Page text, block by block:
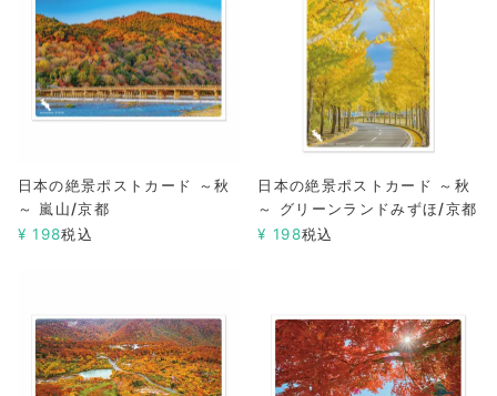
日本の絶景ポストカード ～秋
～ 嵐山/京都
¥ 198税込
日本の絶景ポストカード ～秋
～ グリーンランドみずほ/京都
¥ 198税込